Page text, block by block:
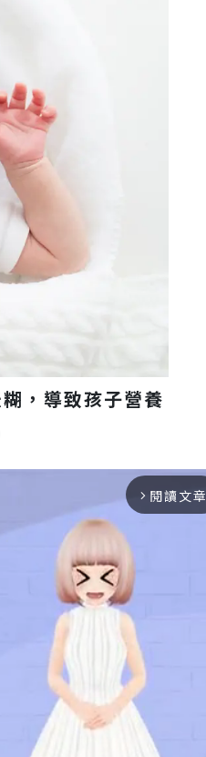
，導致孩子營養
arrow_forward_ios 閱讀文章